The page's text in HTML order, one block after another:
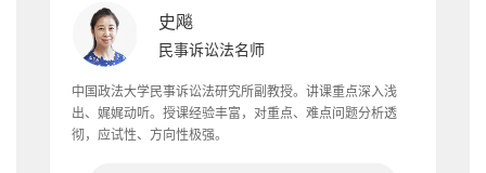
史飚
民事诉讼法名师
中国政法大学民事诉讼法研究所副教授。讲课重点深入浅
出、娓娓动听。授课经验丰富，对重点、难点问题分析透
彻，应试性、方向性极强。